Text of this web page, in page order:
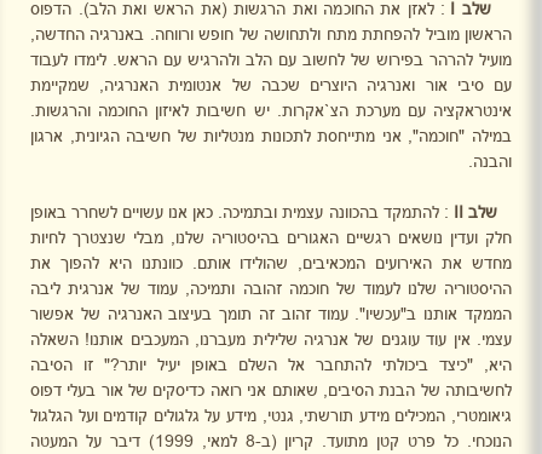
שלב I : לאזן את החוכמה ואת הרגשות (את הראש ואת הלב). הדפוס
הראשון מוביל להפחתת מתח ולתחושה של חופש ורווחה. באנרגיה החדשה,
מועיל להרהר בפירוש של לחשוב עם הלב ולהרגיש עם הראש. לימדו לעבוד
עם סיבי אור ואנרגיה היוצרים שכבה של אנטומית האנרגיה, שמקיימת
אינטראקציה עם מערכת הצ`אקרות. יש חשיבות לאיזון החוכמה והרגשות.
במילה "חוכמה", אני מתייחסת לתכונות מנטליות של חשיבה הגיונית, ארגון
והבנה.
שלב II : להתמקד בהכוונה עצמית ובתמיכה. כאן אנו עשויים לשחרר באופן
חלק ועדין נושאים רגשיים האגורים בהיסטוריה שלנו, מבלי שנצטרך לחיות
מחדש את האירועים המכאיבים, שהולידו אותם. כוונתנו היא להפוך את
ההיסטוריה שלנו לעמוד של חוכמה זהובה ותמיכה, עמוד של אנרגית ליבה
הממקד אותנו ב"עכשיו". עמוד זהוב זה תומך בעיצוב האנרגיה של אפשור
עצמי. אין עוד עוגנים של אנרגיה שלילית מעברנו, המעכבים אותנו! השאלה
היא, "כיצד ביכולתי להתחבר אל השלם באופן יעיל יותר?" זו הסיבה
לחשיבותה של הבנת הסיבים, שאותם אני רואה כדיסקים של אור בעלי דפוס
גיאומטרי, המכילים מידע תורשתי, גנטי, מידע על גלגולים קודמים ועל הגלגול
הנוכחי. כל פרט קטן מתועד. קריון (ב-8 למאי, 1999) דיבר על המעטה